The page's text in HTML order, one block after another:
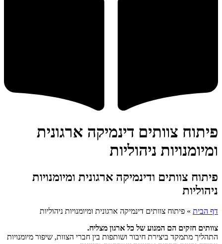
פיתוח צוותים דינמיקה ארגונית
ומיומנויות ניהוליות
פיתוח צוותים ודינמיקה ארגונית ומיומנויות
ניהוליות
דף הבית » פיתוח צוותים דינמיקה ארגונית ומיומנויות ניהוליות
צוותים חזקים הם המנוע של כל ארגון מצליח.
התהליך מתמקד ביצירת חיבור ושותפות בין חברי הצוות, שיפור מיומנויות